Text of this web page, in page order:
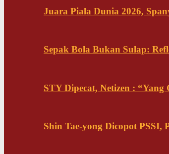
Juara Piala Dunia 2026,
Sepak Bola Bukan Sulap:
STY Dipecat, Netizen :
Shin Tae-yong Dicopot PSSI,